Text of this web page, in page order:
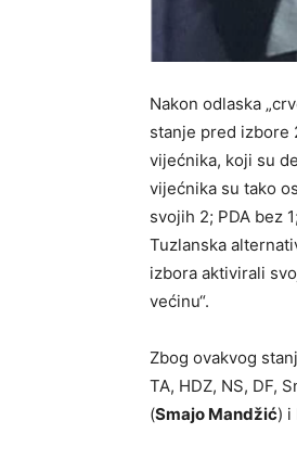
Nakon odlaska
stanje pred izbore
vijećnika, koji su
vijećnika su tako
svojih 2; PDA bez
Tuzlanska
izbora aktivirali
većinu“.
Zbog ovakvog
TA, HDZ, NS, DF,
(Smajo Mandžić) i